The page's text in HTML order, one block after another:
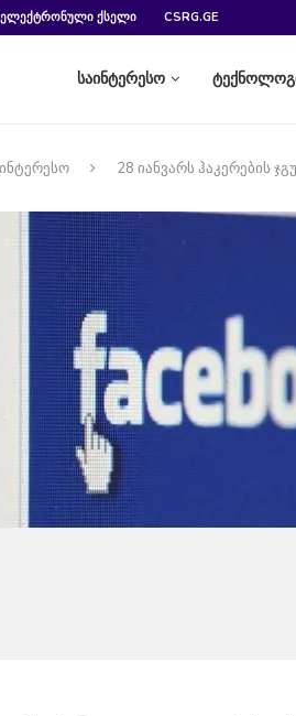
ᲥᲡᲔᲚᲘ CSRG.GE
საინტერესო
28 იანვარს ჰაკერების